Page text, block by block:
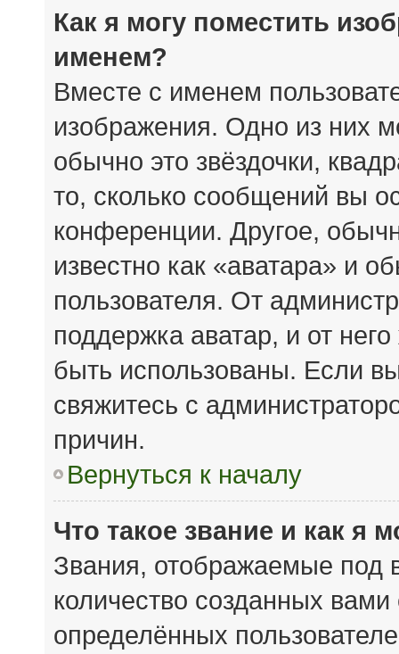
Как я могу поместить
именем?
Вместе с именем
изображения. Одно из них
обычно это звёздочки,
то, сколько сообщений вы
конференции. Другое,
известно как «аватара» и
пользователя. От
поддержка аватар, и от
быть использованы. Если
свяжитесь с
причин.
Вернуться к началу
Что такое звание и как я
Звания, отображаемые
количество созданных
определённых